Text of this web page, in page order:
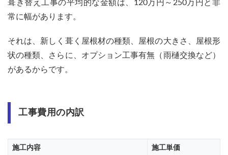
置
棟工
事の
加工
体、
7
まと
葺き替え工事の平均的な金額は、120万円～250万円と非
常に幅があります。
それは、新しく葺く屋根材の種類、屋根の大きさ、屋根形
状の種類、さらに、オプション工事有無（雨樋交換など）
があるからです。
工事費用の内訳
施工内容 施工単価